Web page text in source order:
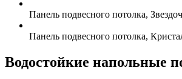
Панель подвесного потолка,
Панель подвесного потолка,
Водостойкие напольные